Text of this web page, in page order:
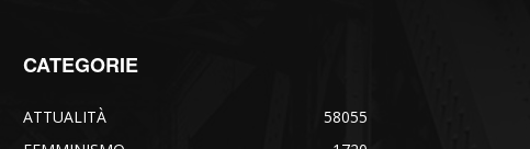
CATEGORIE
ATTUALITÀ
58055